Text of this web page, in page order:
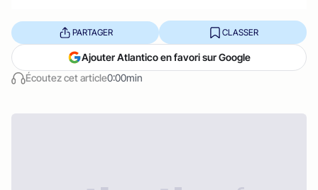
Écoutez cet article0:00min
PARTAGER CLASSER
Ajouter Atlantico en favori sur Google